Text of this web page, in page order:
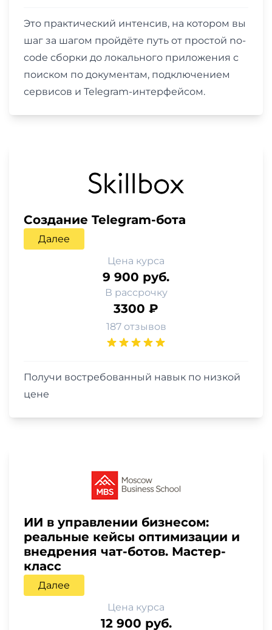
Это практический интенсив, на котором вы
шаг за шагом пройдёте путь от простой no-
code сборки до локального приложения с
поиском по документам, подключением
сервисов и Telegram-интерфейсом.
Создание Telegram-бота
Далее
Цена курса
9 900 руб.
В рассрочку
3300 ₽
187 отзывов
Получи востребованный навык по низкой
цене
ИИ в управлении бизнесом:
реальные кейсы оптимизации и
внедрения чат-ботов. Мастер-
класс
Далее
Цена курса
12 900 руб.